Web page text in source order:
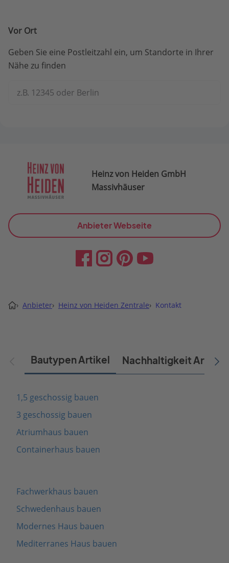
Vor Ort
Geben Sie eine Postleitzahl ein, um Standorte in Ihrer
Nähe zu finden
z.B. 12345 oder Berlin
Heinz von Heiden GmbH
Massivhäuser
Anbieter Webseite
› Anbieter› Heinz von Heiden Zentrale› Kontakt
Bautypen Artikel Nachhaltigkeit Artikel
1,5 geschossig bauen
3 geschossig bauen
Atriumhaus bauen
Containerhaus bauen
Fachwerkhaus bauen
Schwedenhaus bauen
Modernes Haus bauen
Mediterranes Haus bauen